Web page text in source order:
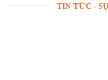
TIN TỨC -